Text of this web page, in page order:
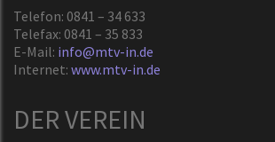
Telefon: 0841 – 34 633
Telefax: 0841 – 35 833
E-Mail: info@mtv-in.de
Internet: www.mtv-in.de
DER VEREIN